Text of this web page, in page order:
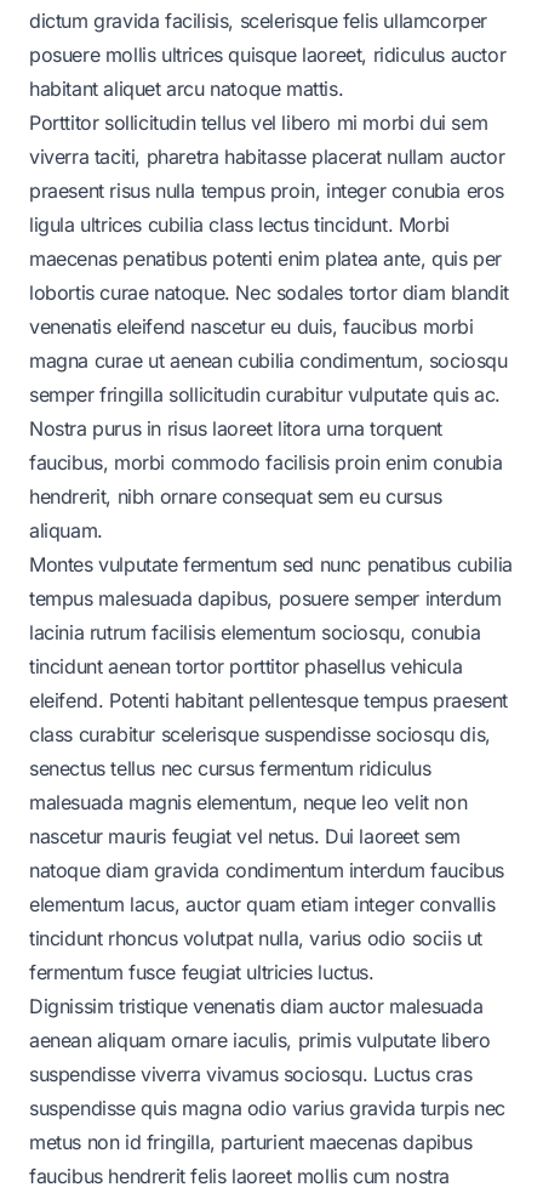
dictum gravida facilisis, scelerisque felis ullamcorper
posuere mollis ultrices quisque laoreet, ridiculus auctor
habitant aliquet arcu natoque mattis.
Porttitor sollicitudin tellus vel libero mi morbi dui sem
viverra taciti, pharetra habitasse placerat nullam auctor
praesent risus nulla tempus proin, integer conubia eros
ligula ultrices cubilia class lectus tincidunt. Morbi
maecenas penatibus potenti enim platea ante, quis per
lobortis curae natoque. Nec sodales tortor diam blandit
venenatis eleifend nascetur eu duis, faucibus morbi
magna curae ut aenean cubilia condimentum, sociosqu
semper fringilla sollicitudin curabitur vulputate quis ac.
Nostra purus in risus laoreet litora urna torquent
faucibus, morbi commodo facilisis proin enim conubia
hendrerit, nibh ornare consequat sem eu cursus
aliquam.
Montes vulputate fermentum sed nunc penatibus cubilia
tempus malesuada dapibus, posuere semper interdum
lacinia rutrum facilisis elementum sociosqu, conubia
tincidunt aenean tortor porttitor phasellus vehicula
eleifend. Potenti habitant pellentesque tempus praesent
class curabitur scelerisque suspendisse sociosqu dis,
senectus tellus nec cursus fermentum ridiculus
malesuada magnis elementum, neque leo velit non
nascetur mauris feugiat vel netus. Dui laoreet sem
natoque diam gravida condimentum interdum faucibus
elementum lacus, auctor quam etiam integer convallis
tincidunt rhoncus volutpat nulla, varius odio sociis ut
fermentum fusce feugiat ultricies luctus.
Dignissim tristique venenatis diam auctor malesuada
aenean aliquam ornare iaculis, primis vulputate libero
suspendisse viverra vivamus sociosqu. Luctus cras
suspendisse quis magna odio varius gravida turpis nec
metus non id fringilla, parturient maecenas dapibus
faucibus hendrerit felis laoreet mollis cum nostra